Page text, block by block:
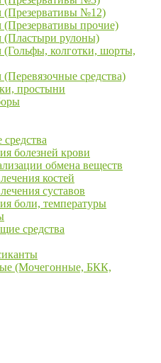
(Презервативы №12)
(Презервативы прочие)
(Пластыри рулоны)
(Гольфы, колготки, шорты,
средства)
простыни
болезней крови
обмена веществ
костей
суставов
боли, температуры
средства
(Мочегонные, БКК,